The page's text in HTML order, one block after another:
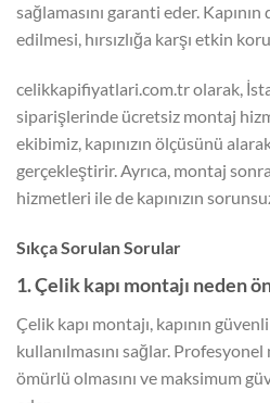
sağlamasını garanti eder.
edilmesi, hırsızlığa karşı etkin
celikkapifiyatlari.com.tr olarak,
siparişlerinde ücretsiz montaj
ekibimiz, kapınızın ölçüsünü
gerçekleştirir. Ayrıca, montaj
hizmetleri ile de kapınızın
Sıkça Sorulan Sorular
1. Çelik kapı montajı neden
Çelik kapı montajı, kapının
kullanılmasını sağlar.
ömürlü olmasını ve maksimum